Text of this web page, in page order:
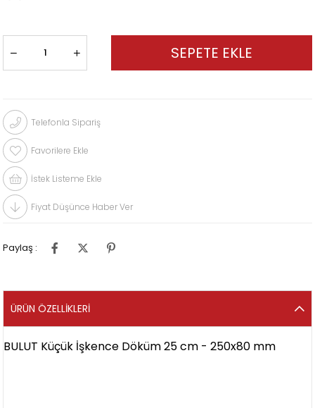
Telefonla Sipariş
Favorilere Ekle
İstek Listeme Ekle
Fiyat Düşünce Haber Ver
Paylaş :
ÜRÜN ÖZELLIKLERI
BULUT Küçük İşkence Döküm 25 cm - 250x80 mm